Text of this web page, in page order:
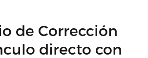
de Corrección
directo con